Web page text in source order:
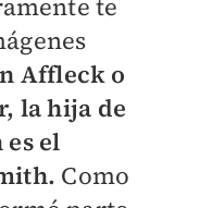
te
Affleck o
la hija de
el
Como